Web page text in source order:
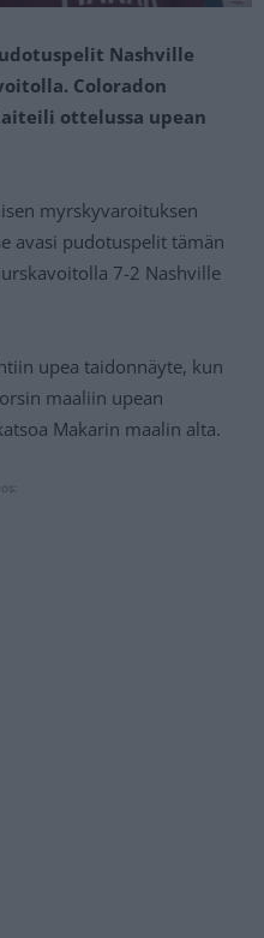
Nashville
Coloradon
ottelussa upean
myrskyvaroituksen
avasi pudotuspelit tämän
7-2 Nashville
upea taidonnäyte, kun
maaliin upean
Makarin maalin alta.